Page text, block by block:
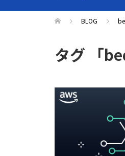
BLOG
タグ 「